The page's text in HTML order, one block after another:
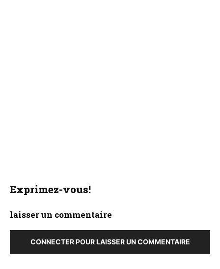
Exprimez-vous!
laisser un commentaire
CONNECTER POUR LAISSER UN COMMENTAIRE